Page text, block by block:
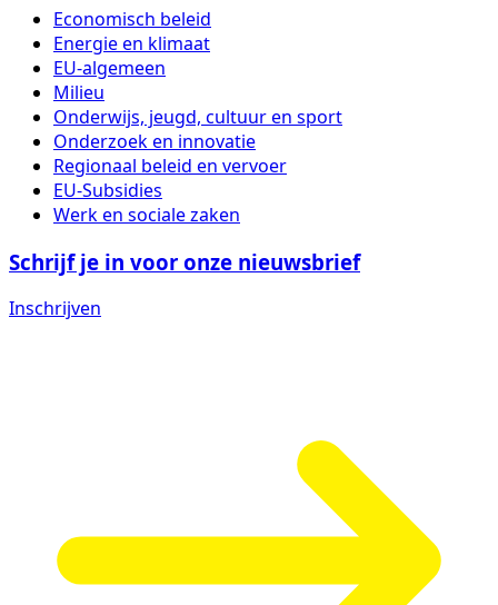
Economisch beleid
Energie en klimaat
EU-algemeen
Milieu
Onderwijs, jeugd, cultuur en sport
Onderzoek en innovatie
Regionaal beleid en vervoer
EU-Subsidies
Werk en sociale zaken
Schrijf je in voor onze nieuwsbrief
Inschrijven